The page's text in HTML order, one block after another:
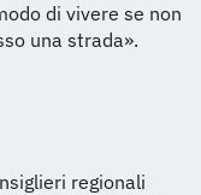
di vivere se non
una strada».
regionali